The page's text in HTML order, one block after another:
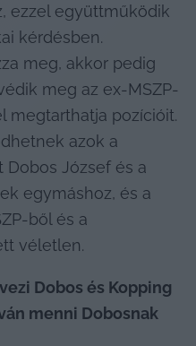
ezzel együttműködik
kérdésben.
meg, akkor pedig
meg az ex-MSZP-
megtarthatja pozícióit.
azok a
József és a
egymáshoz, és a
ből és a
véletlen.
Dobos és Kopping
menni Dobosnak